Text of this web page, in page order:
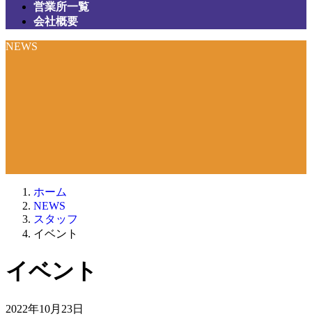
営業所一覧
会社概要
NEWS
ホーム
NEWS
スタッフ
イベント
イベント
2022年10月23日